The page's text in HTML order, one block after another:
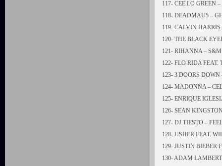
117- CEE LO GREEN
118- DEADMAU5 –
119- CALVIN HARRIS
120- THE BLACK
121- RIHANNA – S&M
122- FLO RIDA FEAT.
123- 3 DOORS
124- MADONNA –
125- ENRIQUE
126- SEAN
127- DJ TIESTO –
128- USHER FEAT.
129- JUSTIN BIEBER
130- ADAM